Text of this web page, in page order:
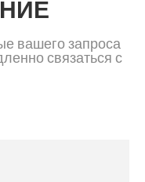
вашего запроса
связаться с